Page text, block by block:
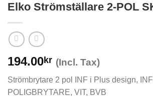
Elko Strömställare 2-POL
194.00kr (Incl. Tax)
Strömbrytare 2 pol INF i Plus design,
POLIGBRYTARE, VIT, BVB